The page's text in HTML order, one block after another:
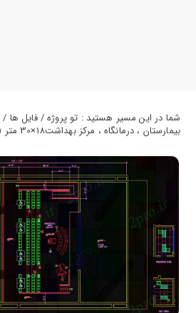
شما در این مسیر هستید : تو پروژه / فایل ها /
بیمارستان ، درمانگاه ، مرکز بهداشت18×30 متر (کد27175)